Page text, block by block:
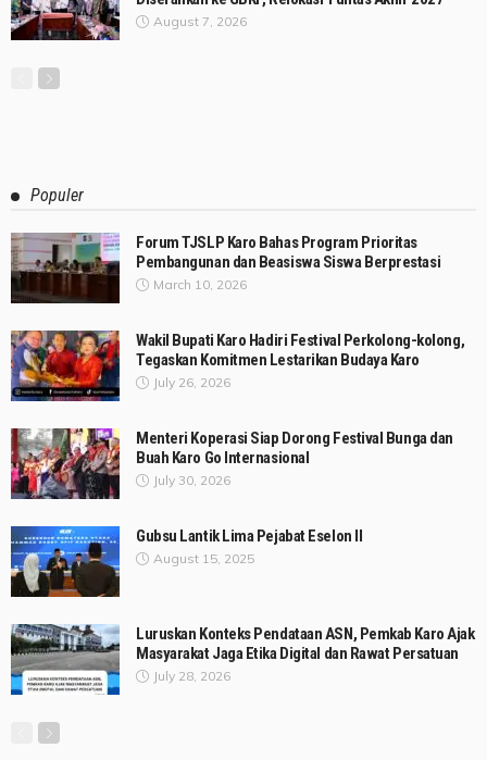
August 7, 2026
Populer
Forum TJSLP Karo Bahas Program Prioritas
Pembangunan dan Beasiswa Siswa Berprestasi
March 10, 2026
Wakil Bupati Karo Hadiri Festival Perkolong-kolong,
Tegaskan Komitmen Lestarikan Budaya Karo
July 26, 2026
Menteri Koperasi Siap Dorong Festival Bunga dan
Buah Karo Go Internasional
July 30, 2026
Gubsu Lantik Lima Pejabat Eselon II
August 15, 2025
Luruskan Konteks Pendataan ASN, Pemkab Karo Ajak
Masyarakat Jaga Etika Digital dan Rawat Persatuan
July 28, 2026